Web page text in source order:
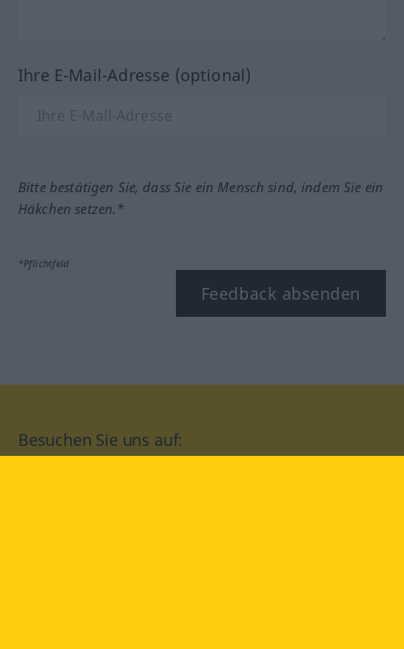
Ihre E-Mail-Adresse (optional)
Bitte bestätigen Sie, dass Sie ein Mensch sind, indem Sie ein
Häkchen setzen.*
*Pflichtfeld
Feedback absenden
Besuchen Sie uns auf: